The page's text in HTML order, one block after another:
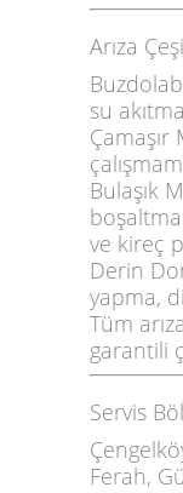
Arıza
su
Çamaşır
Bulaşık
ve kireç
Derin
yapma,
Tüm
garantili
Servis
Ferah,